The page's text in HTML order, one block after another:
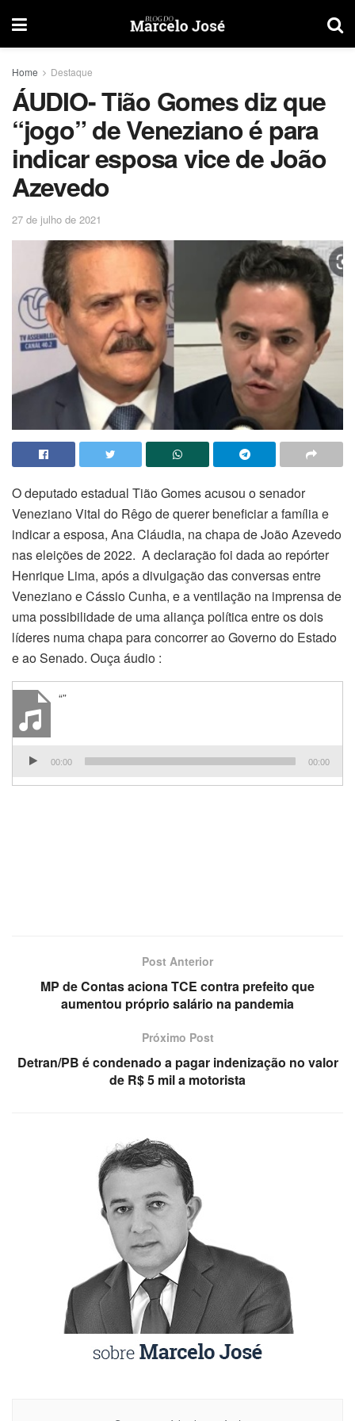
Home Destaque
ÁUDIO- Tião Gomes diz que
“jogo” de Veneziano é para
indicar esposa vice de João
Azevedo
27 de julho de 2021
O deputado estadual Tião Gomes acusou o senador
Veneziano Vital do Rêgo de querer beneficiar a família e
indicar a esposa, Ana Cláudia, na chapa de João Azevedo
nas eleições de 2022. A declaração foi dada ao repórter
Henrique Lima, após a divulgação das conversas entre
Veneziano e Cássio Cunha, e a ventilação na imprensa de
uma possibilidade de uma aliança política entre os dois
líderes numa chapa para concorrer ao Governo do Estado
e ao Senado. Ouça áudio :
“”
Tocador
áudio
00:00 00:00
Post Anterior
MP de Contas aciona TCE contra prefeito que
aumentou próprio salário na pandemia
Próximo Post
Detran/PB é condenado a pagar indenização no valor
de R$ 5 mil a motorista